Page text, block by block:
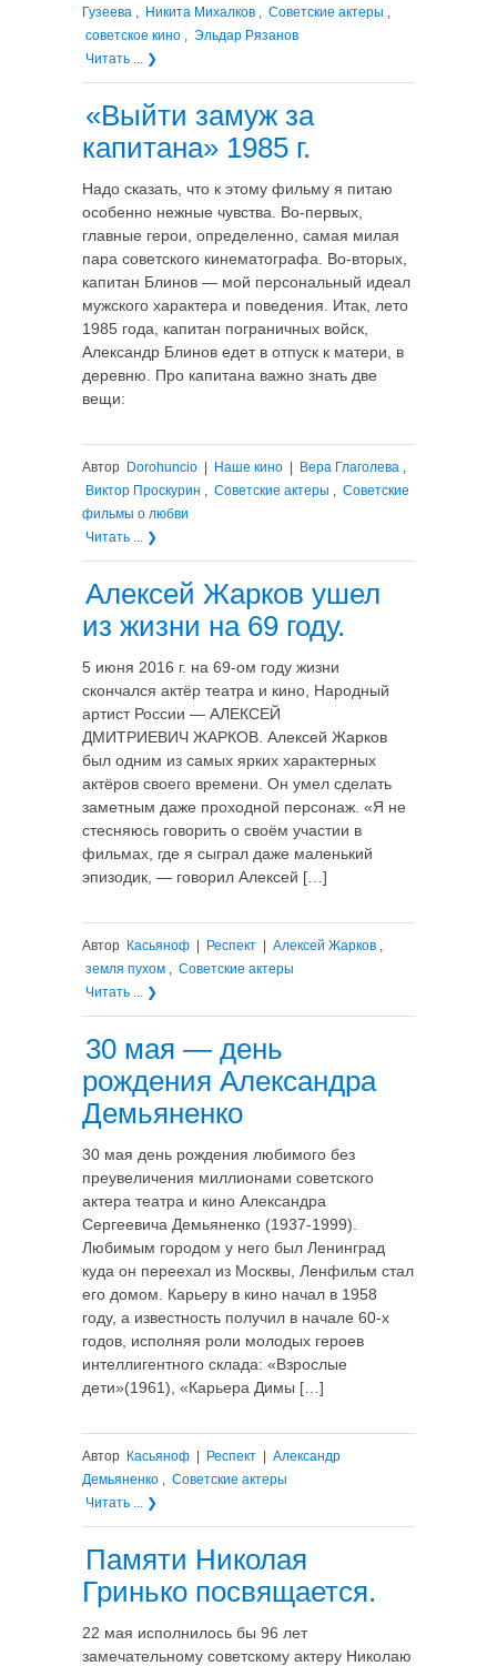
Гузеева , Никита Михалков , Советские актеры ,
советское кино , Эльдар Рязанов
Читать ... ❯
«Выйти замуж за
капитана» 1985 г.
Надо сказать, что к этому фильму я питаю
особенно нежные чувства. Во-первых,
главные герои, определенно, самая милая
пара советского кинематографа. Во-вторых,
капитан Блинов — мой персональный идеал
мужского характера и поведения. Итак, лето
1985 года, капитан пограничных войск,
Александр Блинов едет в отпуск к матери, в
деревню. Про капитана важно знать две
вещи:
Автор Dorohuncio Наше кино Вера Глаголева ,
Виктор Проскурин , Советские актеры , Советские
фильмы о любви
Читать ... ❯
Алексей Жарков ушел
из жизни на 69 году.
5 июня 2016 г. на 69-ом году жизни
скончался актёр театра и кино, Народный
артист России — АЛЕКСЕЙ
ДМИТРИЕВИЧ ЖАРКОВ. Алексей Жарков
был одним из самых ярких характерных
актёров своего времени. Он умел сделать
заметным даже проходной персонаж. «Я не
стесняюсь говорить о своём участии в
фильмах, где я сыграл даже маленький
эпизодик, — говорил Алексей […]
Автор Касьяноф Респект Алексей Жарков ,
земля пухом , Советские актеры
Читать ... ❯
30 мая — день
рождения Александра
Демьяненко
30 мая день рождения любимого без
преувеличения миллионами советского
актера театра и кино Александра
Сергеевича Демьяненко (1937-1999).
Любимым городом у него был Ленинград
куда он переехал из Москвы, Ленфильм стал
его домом. Карьеру в кино начал в 1958
году, а известность получил в начале 60-х
годов, исполняя роли молодых героев
интеллигентного склада: «Взрослые
дети»(1961), «Карьера Димы […]
Автор Касьяноф Респект
Александр
Демьяненко , Советские актеры
Читать ... ❯
Памяти Николая
Гринько посвящается.
22 мая исполнилось бы 96 лет
замечательному советскому актеру Николаю